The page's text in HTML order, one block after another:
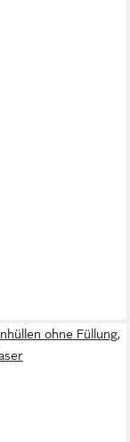
ohne Füllung,